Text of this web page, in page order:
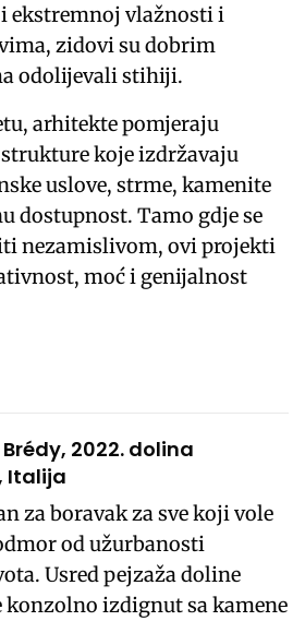
ekstremnoj vlažnosti i
zidovi su dobrim
odolijevali stihiji.
arhitekte pomjeraju
koje izdržavaju
uslove, strme, kamenite
dostupnost. Tamo gdje se
nezamislivom, ovi projekti
moć i genijalnost
2022. dolina
Italija
za boravak za sve koji vole
od užurbanosti
Usred pejzaža doline
konzolno izdignut sa kamene